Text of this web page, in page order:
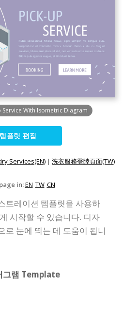
With Isometric Diagram
플릿 편집
Services(EN) | 洗衣服務登陸頁面(TW)
in:EN TW CN
트레이션 템플릿을 사용하
시작할 수 있습니다. 디자
로 눈에 띄는 데 도움이 됩니
그램 Template